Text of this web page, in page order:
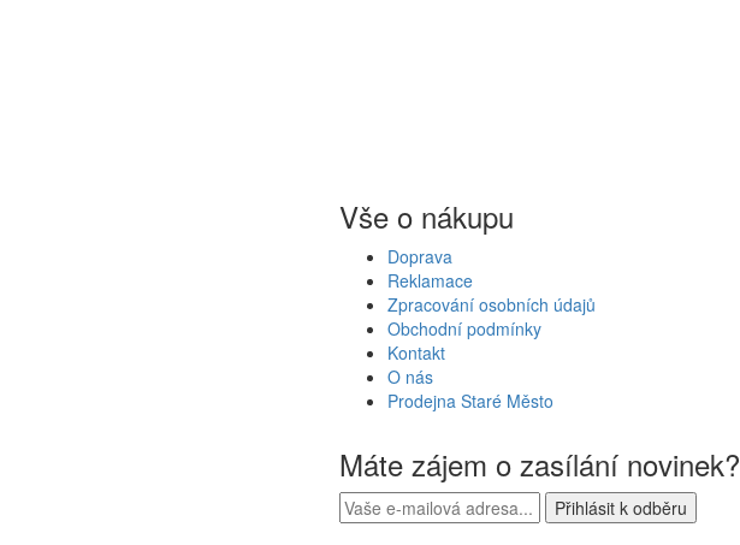
Vše o nákupu
Doprava
Reklamace
Zpracování osobních údajů
Obchodní podmínky
Kontakt
O nás
Prodejna Staré Město
Máte zájem o zasílání novinek?